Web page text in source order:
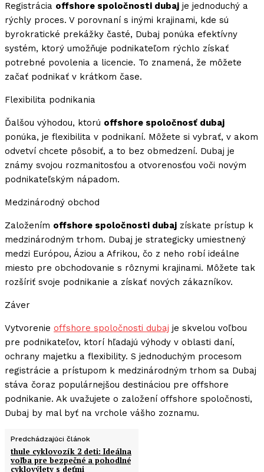
Registrácia offshore spoločnosti dubaj je jednoduchý a
rýchly proces. V porovnaní s inými krajinami, kde sú
byrokratické prekážky časté, Dubaj ponúka efektívny
systém, ktorý umožňuje podnikateľom rýchlo získať
potrebné povolenia a licencie. To znamená, že môžete
začať podnikať v krátkom čase.
Flexibilita podnikania
Ďalšou výhodou, ktorú offshore spoločnosť dubaj
ponúka, je flexibilita v podnikaní. Môžete si vybrať, v akom
odvetví chcete pôsobiť, a to bez obmedzení. Dubaj je
známy svojou rozmanitosťou a otvorenosťou voči novým
podnikateľským nápadom.
Medzinárodný obchod
Založením offshore spoločnosti dubaj získate prístup k
medzinárodným trhom. Dubaj je strategicky umiestnený
medzi Európou, Áziou a Afrikou, čo z neho robí ideálne
miesto pre obchodovanie s rôznymi krajinami. Môžete tak
rozšíriť svoje podnikanie a získať nových zákazníkov.
Záver
Vytvorenie offshore spoločnosti dubaj je skvelou voľbou
pre podnikateľov, ktorí hľadajú výhody v oblasti daní,
ochrany majetku a flexibility. S jednoduchým procesom
registrácie a prístupom k medzinárodným trhom sa Dubaj
stáva čoraz populárnejšou destináciou pre offshore
podnikanie. Ak uvažujete o založení offshore spoločnosti,
Dubaj by mal byť na vrchole vášho zoznamu.
Predchádzajúci článok
thule cyklovozík 2 deti: Ideálna
voľba pre bezpečné a pohodlné
cyklovýlety s deťmi